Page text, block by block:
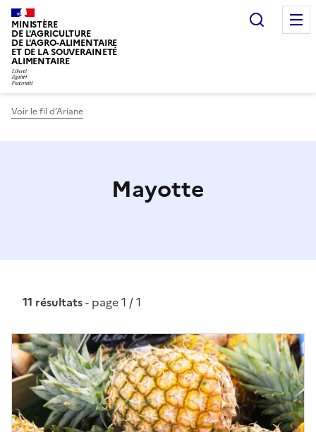
MINISTÈRE
DE L'AGRICULTURE
DE L'AGRO-ALIMENTAIRE
ET DE LA SOUVERAINETÉ
ALIMENTAIRE
Voir le fil d’Ariane
Mayotte
11 résultats- page 1 / 1